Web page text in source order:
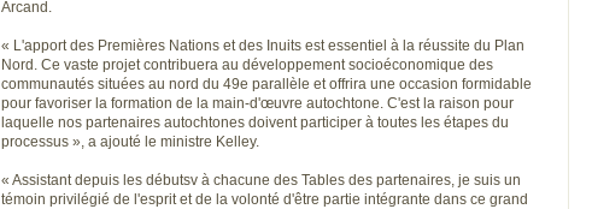
Arcand.
« L'apport des Premières Nations et des Inuits est essentiel à la réussite du Plan
Nord. Ce vaste projet contribuera au développement socioéconomique des
communautés situées au nord du 49e parallèle et offrira une occasion formidable
pour favoriser la formation de la main-d'œuvre autochtone. C'est la raison pour
laquelle nos partenaires autochtones doivent participer à toutes les étapes du
processus », a ajouté le ministre Kelley.
« Assistant depuis les débutsv à chacune des Tables des partenaires, je suis un
témoin privilégié de l'esprit et de la volonté d'être partie intégrante dans ce grand